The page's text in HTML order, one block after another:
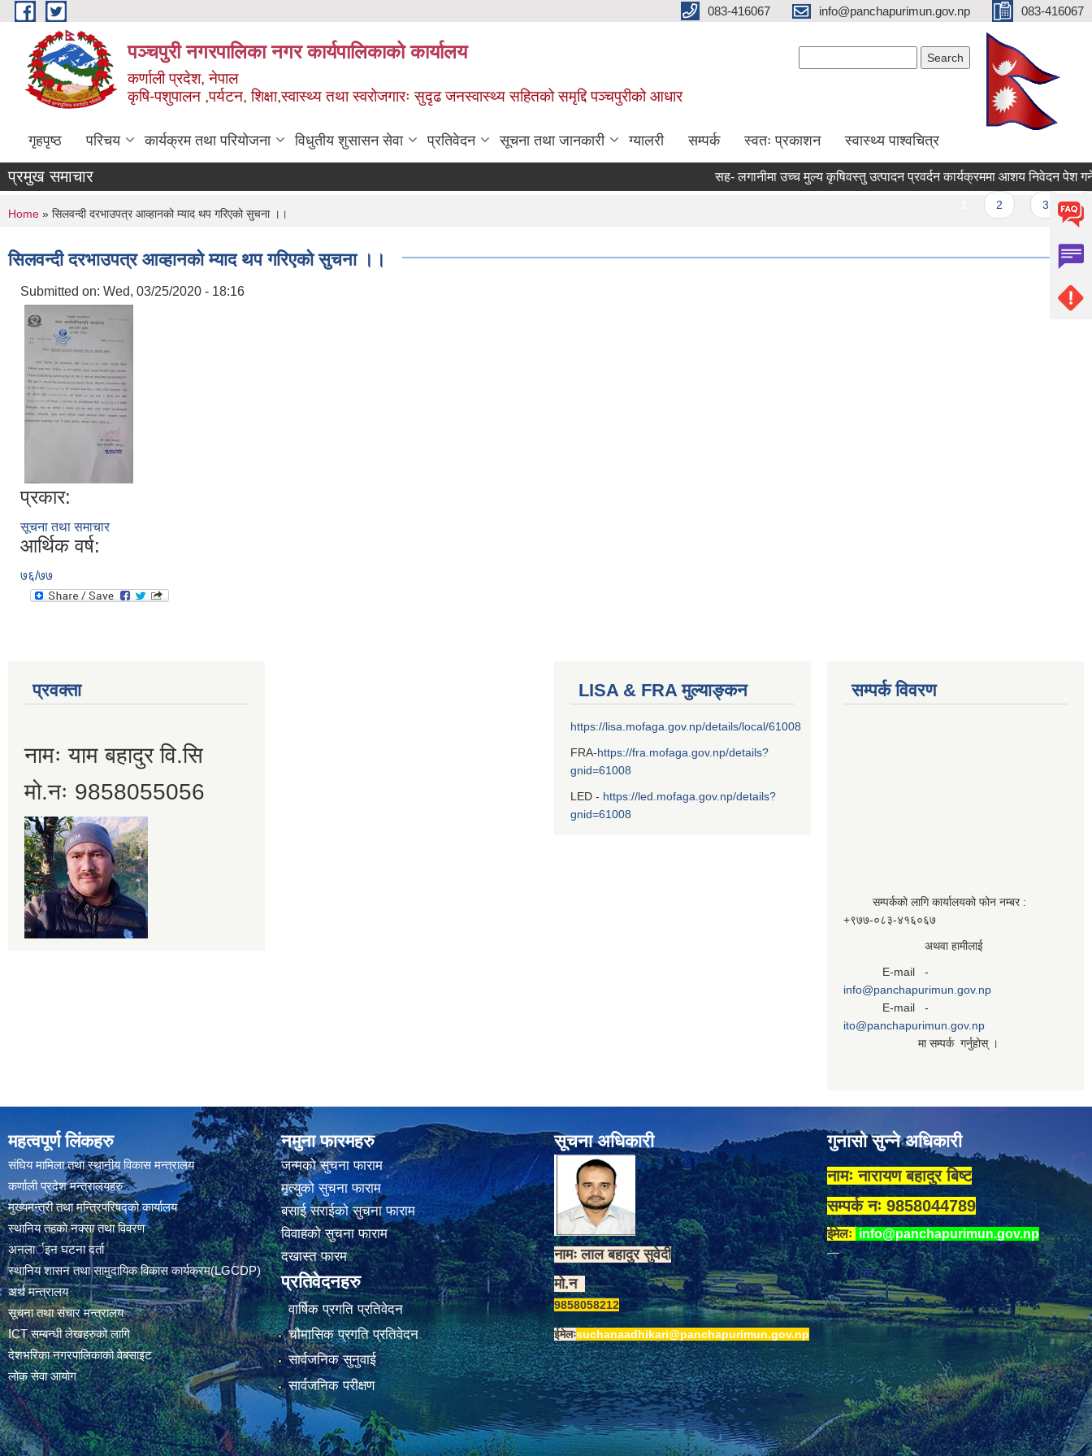
Skip to main content 083-416067 info@panchapurimun.gov.np 083-416067
पञ्चपुरी नगरपालिका नगर कार्यपालिकाको कार्यालय
कर्णाली प्रदेश, नेपाल
कृषि-पशुपालन ,पर्यटन, शिक्षा,स्वास्थ्य तथा स्वरोजगारः सुदृढ जनस्वास्थ्य सहितको समृद्दि पञ्चपुरीको आधार
गृहपृष्ठ परिचय कार्यक्रम तथा परियोजना विधुतीय शुसासन सेवा प्रतिवेदन सूचना तथा जानकारी ग्यालरी सम्पर्क स्वतः प्रकाशन स्वास्थ्य पाश्वचित्र
प्रमुख समाचार सह- लगानीमा उच्च मुल्य कृषिवस्तु उत्पादन प्रवर्दन कार्यक्रममा आशय निवेदन पेश गर्ने
4
You are here
Home » सिलवन्दी दरभाउपत्र आव्हानको म्याद थप गरिएको सुचना ।।
सिलवन्दी दरभाउपत्र आव्हानको म्याद थप गरिएको सुचना ।।
Submitted on: Wed, 03/25/2020 - 18:16
प्रकार:
सूचना तथा समाचार
आर्थिक वर्ष:
७६/७७
प्रवक्ता
नामः याम बहादुर वि.सि
मो.नः 9858055056
LISA & FRA मुल्याङ्कन
https://lisa.mofaga.gov.np/details/local/61008
FRA-https://fra.mofaga.gov.np/details?
gnid=61008
LED - https://led.mofaga.gov.np/details?
gnid=61008
सम्पर्क विवरण
सम्पर्कको लागि कार्यालयको फोन नम्बर :
+९७७-०८३‍-४१६०६७
अथवा हामीलाई
E-mail -
info@panchapurimun.gov.np
E-mail -
ito@panchapurimun.gov.np
मा सम्पर्क गर्नुहोस् ।
महत्वपूर्ण लिंकहरु
संघिय मामिला तथा स्थानीय विकास मन्त्रालय
कर्णाली प्रदेश मन्त्रालयहरु
मुख्यमन्त्री तथा मन्त्रिपरिषद्को कार्यालय
स्थानिय तहकाे नक्सा तथा विवरण
अनलार्इन घटना दर्ता
स्थानिय शासन तथा सामुदायिक विकास कार्यक्रम(LGCDP)
अर्थ मन्त्रालय
सूचना तथा संचार मन्त्रालय
ICT सम्बन्धी लेखहरुको लागि
देशभरिका नगरपालिकाको वेबसाइट
लोक सेवा आयोग
नमुना फारमहरु
जन्मको सुचना फाराम
मृत्युको सुचना फाराम
बसाई सराईको सुचना फाराम
विवाहको सुचना फाराम
दखास्त फारम
प्रतिवेदनहरु
वार्षिक प्रगति प्रतिवेदन
चौमासिक प्रगति प्रतिवेदन
सार्वजनिक सुनुवाई
सार्वजनिक परीक्षण
सूचना अधिकारी
नामः लाल बहादुर सुवेदी
मो.न
9858058212
ईमेलःsuchanaadhikari@panchapurimun.gov.np
गुनासो सुन्ने अधिकारी
नामः नारायण बहादुर बिष्ट
सम्पर्क नः 9858044789
ईमेलः info@panchapurimun.gov.np